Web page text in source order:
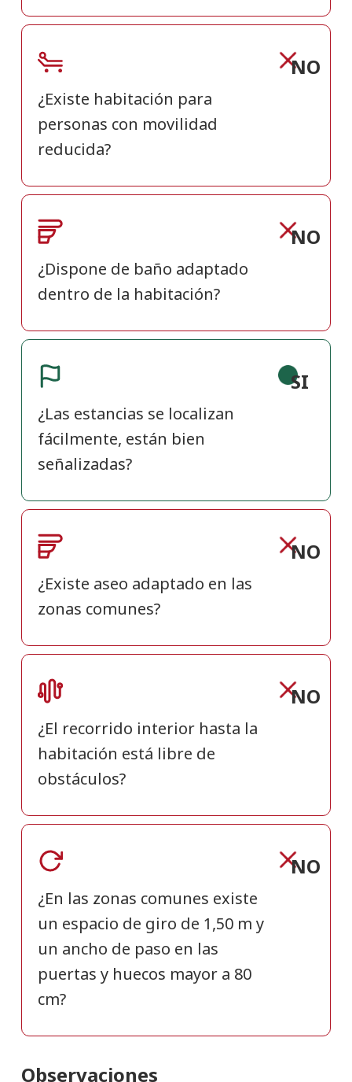
¿Existe habitación para
personas con movilidad
reducida?
NO
¿Dispone de baño adaptado
dentro de la habitación?
NO
¿Las estancias se localizan
fácilmente, están bien
señalizadas?
SI
¿Existe aseo adaptado en las
zonas comunes?
NO
¿El recorrido interior hasta la
habitación está libre de
obstáculos?
NO
¿En las zonas comunes existe
un espacio de giro de 1,50 m y
un ancho de paso en las
puertas y huecos mayor a 80
cm?
NO
Observaciones